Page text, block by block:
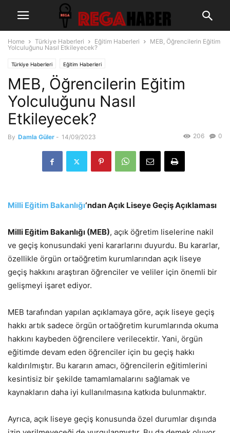
Home Türkiye Haberleri Eğitim Haberleri
MEB, Öğrencilerin Eğitim
Yolculuğunu Nasıl Etkileyecek?
Türkiye Haberleri Eğitim Haberleri
MEB, Öğrencilerin Eğitim
Yolculuğunu Nasıl
Etkileyecek?
By Damla Güler - 14/09/2023 0
206
Milli Eğitim Bakanlığı‘ndan Açık Liseye Geçiş Açıklaması
Milli Eğitim Bakanlığı (MEB), açık öğretim liselerine nakil
ve geçiş konusundaki yeni kararlarını duyurdu. Bu kararlar,
özellikle örgün ortaöğretim kurumlarından açık liseye
geçiş hakkını araştıran öğrenciler ve veliler için önemli bir
gelişmeyi işaret ediyor.
MEB tarafından yapılan açıklamaya göre, açık liseye geçiş
hakkı artık sadece örgün ortaöğretim kurumlarında okuma
hakkını kaybeden öğrencilere verilecektir. Yani, örgün
eğitimde devam eden öğrenciler için bu geçiş hakkı
kaldırılmıştır. Bu kararın amacı, öğrencilerin eğitimlerini
kesintisiz bir şekilde tamamlamalarını sağlamak ve
kaynakların daha iyi kullanılmasına katkıda bulunmaktır.
Ayrıca, açık liseye geçiş konusunda özel durumlar dışında